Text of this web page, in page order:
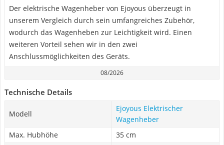
Der elektrische Wagenheber von Ejoyous überzeugt in
unserem Vergleich durch sein umfangreiches Zubehör,
wodurch das Wagenheben zur Leichtigkeit wird. Einen
weiteren Vorteil sehen wir in den zwei
Anschlussmöglichkeiten des Geräts.
08/2026
Technische Details
Modell
Ejoyous Elektrischer
Wagenheber
Max. Hubhöhe
35 cm